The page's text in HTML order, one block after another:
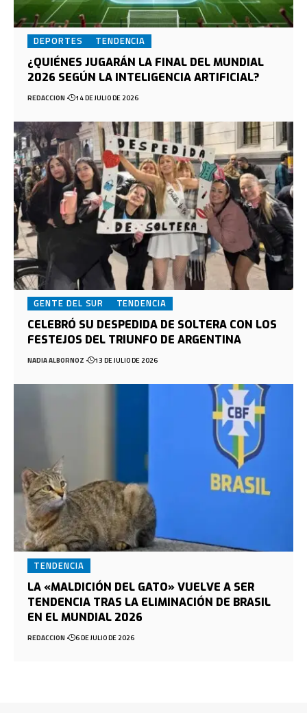
DEPORTES TENDENCIA
¿QUIÉNES JUGARÁN LA FINAL DEL MUNDIAL
2026 SEGÚN LA INTELIGENCIA ARTIFICIAL?
REDACCION 14 DE JULIO DE 2026
GENTE DEL SUR TENDENCIA
CELEBRÓ SU DESPEDIDA DE SOLTERA CON LOS
FESTEJOS DEL TRIUNFO DE ARGENTINA
NADIA ALBORNOZ 13 DE JULIO DE 2026
TENDENCIA
LA «MALDICIÓN DEL GATO» VUELVE A SER
TENDENCIA TRAS LA ELIMINACIÓN DE BRASIL
EN EL MUNDIAL 2026
REDACCION 6 DE JULIO DE 2026